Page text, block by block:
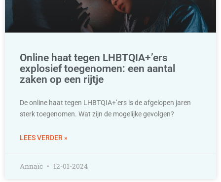
Online haat tegen LHBTQIA+’ers
explosief toegenomen: een aantal
zaken op een rijtje
De online haat tegen LHBTQIA+’ers is de afgelopen jaren
sterk toegenomen. Wat zijn de mogelijke gevolgen?
LEES VERDER »
Annaïc 12-01-2024